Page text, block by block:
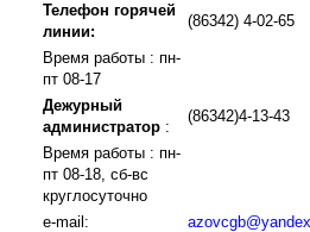
Телефон горячей
линии:
(86342) 4-02-65
Время работы : пн-
пт 08-17
Дежурный
администратор :
(86342)4-13-43
Время работы : пн-
пт 08-18, сб-вс
круглосуточно
e-mail: